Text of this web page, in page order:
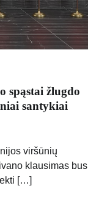
spąstai žlugdo
santykiai
viršūnių
klausimas bus
[…]